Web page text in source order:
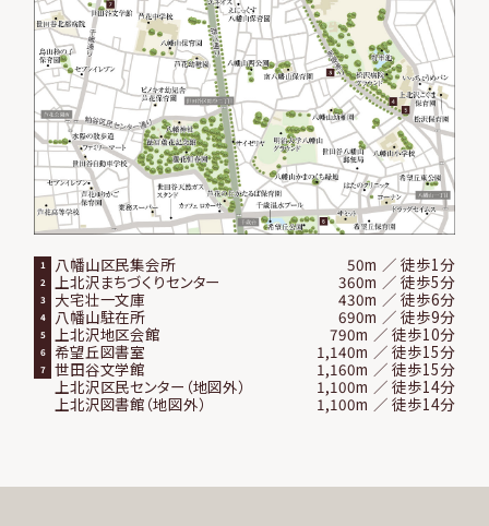
1 八幡山区民集会所 50m ／ 徒歩1分
2 上北沢まちづくりセンター 360m ／ 徒歩5分
3 大宅壮一文庫 430m ／ 徒歩6分
4 八幡山駐在所 690m ／ 徒歩9分
5 上北沢地区会館 790m ／ 徒歩10分
6 希望丘図書室 1,140m ／ 徒歩15分
7 世田谷文学館
1,160m ／ 徒歩15分
上北沢区民センター（地図外）
1,100m ／ 徒歩14分
上北沢図書館（地図外）
1,100m ／ 徒歩14分